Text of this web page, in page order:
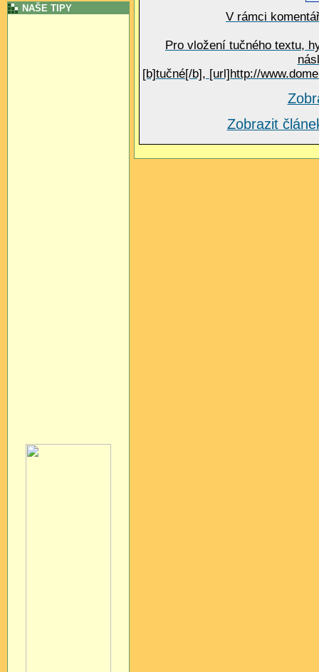
NAŠE TIPY
V rámci
Pro vložení tučného textu,
[b]tučné[/b], [url]http://
Zobrazit